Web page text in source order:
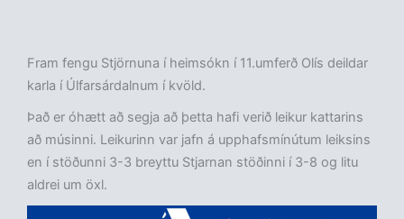
Fram fengu Stjörnuna í heimsókn í 11.umferð Olís deildar
karla í Úlfarsárdalnum í kvöld.
Það er óhætt að segja að þetta hafi verið leikur kattarins
að músinni. Leikurinn var jafn á upphafsmínútum leiksins
en í stöðunni 3-3 breyttu Stjarnan stöðinni í 3-8 og litu
aldrei um öxl.